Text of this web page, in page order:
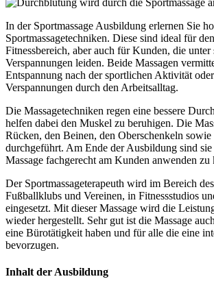
In der Sportmassage Ausbildung erlernen Sie
Sportmassagetechniken. Diese sind ideal für
Fitnessbereich, aber auch für Kunden, die unter
Verspannungen leiden. Beide Massagen
Entspannung nach der sportlichen Aktivität
Verspannungen durch den Arbeitsalltag.
Die Massagetechniken regen eine bessere
helfen dabei den Muskel zu beruhigen. Die
Rücken, den Beinen, den Oberschenkeln sowie
durchgeführt. Am Ende der Ausbildung sind
Massage fachgerecht am Kunden anwenden zu
Der Sportmassageterapeuth wird im Bereich
Fußballklubs und Vereinen, in Fitnessstudios
eingesetzt. Mit dieser Massage wird die
wieder hergestellt. Sehr gut ist die Massage
eine Bürotätigkeit haben und für alle die eine
bevorzugen.
Inhalt der Ausbildung